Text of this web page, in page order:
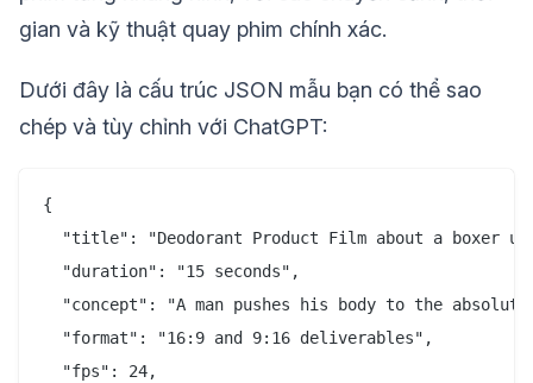
gian và kỹ thuật quay phim chính xác.
Dưới đây là cấu trúc JSON mẫu bạn có thể sao
chép và tùy chỉnh với ChatGPT:
{
"title": "Deodorant Product Film about a boxer
  "duration": "15 seconds",
"concept": "A man pushes his body to the
  "format": "16:9 and 9:16 deliverables",
  "fps": 24,